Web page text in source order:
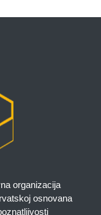
organizacija
osnovana